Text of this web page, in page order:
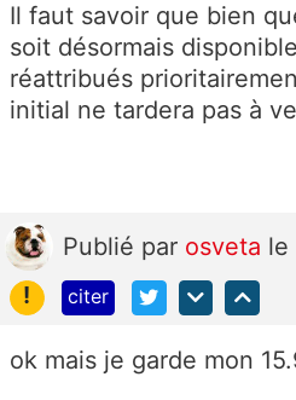
Il faut savoir que bien
soit désormais
réattribués
initial ne tardera pas à
Publié par osveta le
!
citer
ok mais je garde mon